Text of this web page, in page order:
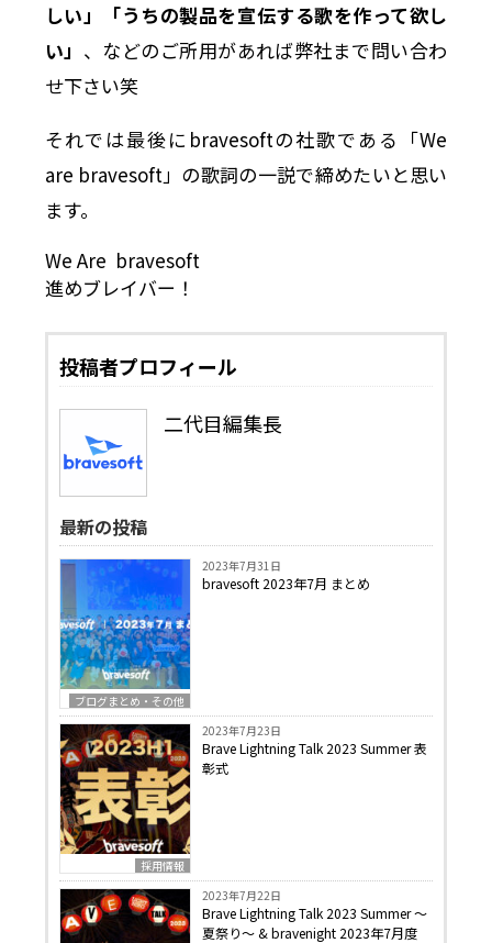
しい」「うちの製品を宣伝する歌を作って欲し
い」 、などのご所用があれば弊社まで問い合わ
せ下さい笑
それでは最後にbravesoftの社歌である「We
are bravesoft」の歌詞の一説で締めたいと思い
ます。
We Are bravesoft
進めブレイバー！
投稿者プロフィール
二代目編集長
最新の投稿
ブログまとめ・その他
2023年7月31日
bravesoft 2023年7月 まとめ
採用情報
2023年7月23日
Brave Lightning Talk 2023 Summer 表
彰式
2023年7月22日
Brave Lightning Talk 2023 Summer 〜
夏祭り〜 & bravenight 2023年7月度